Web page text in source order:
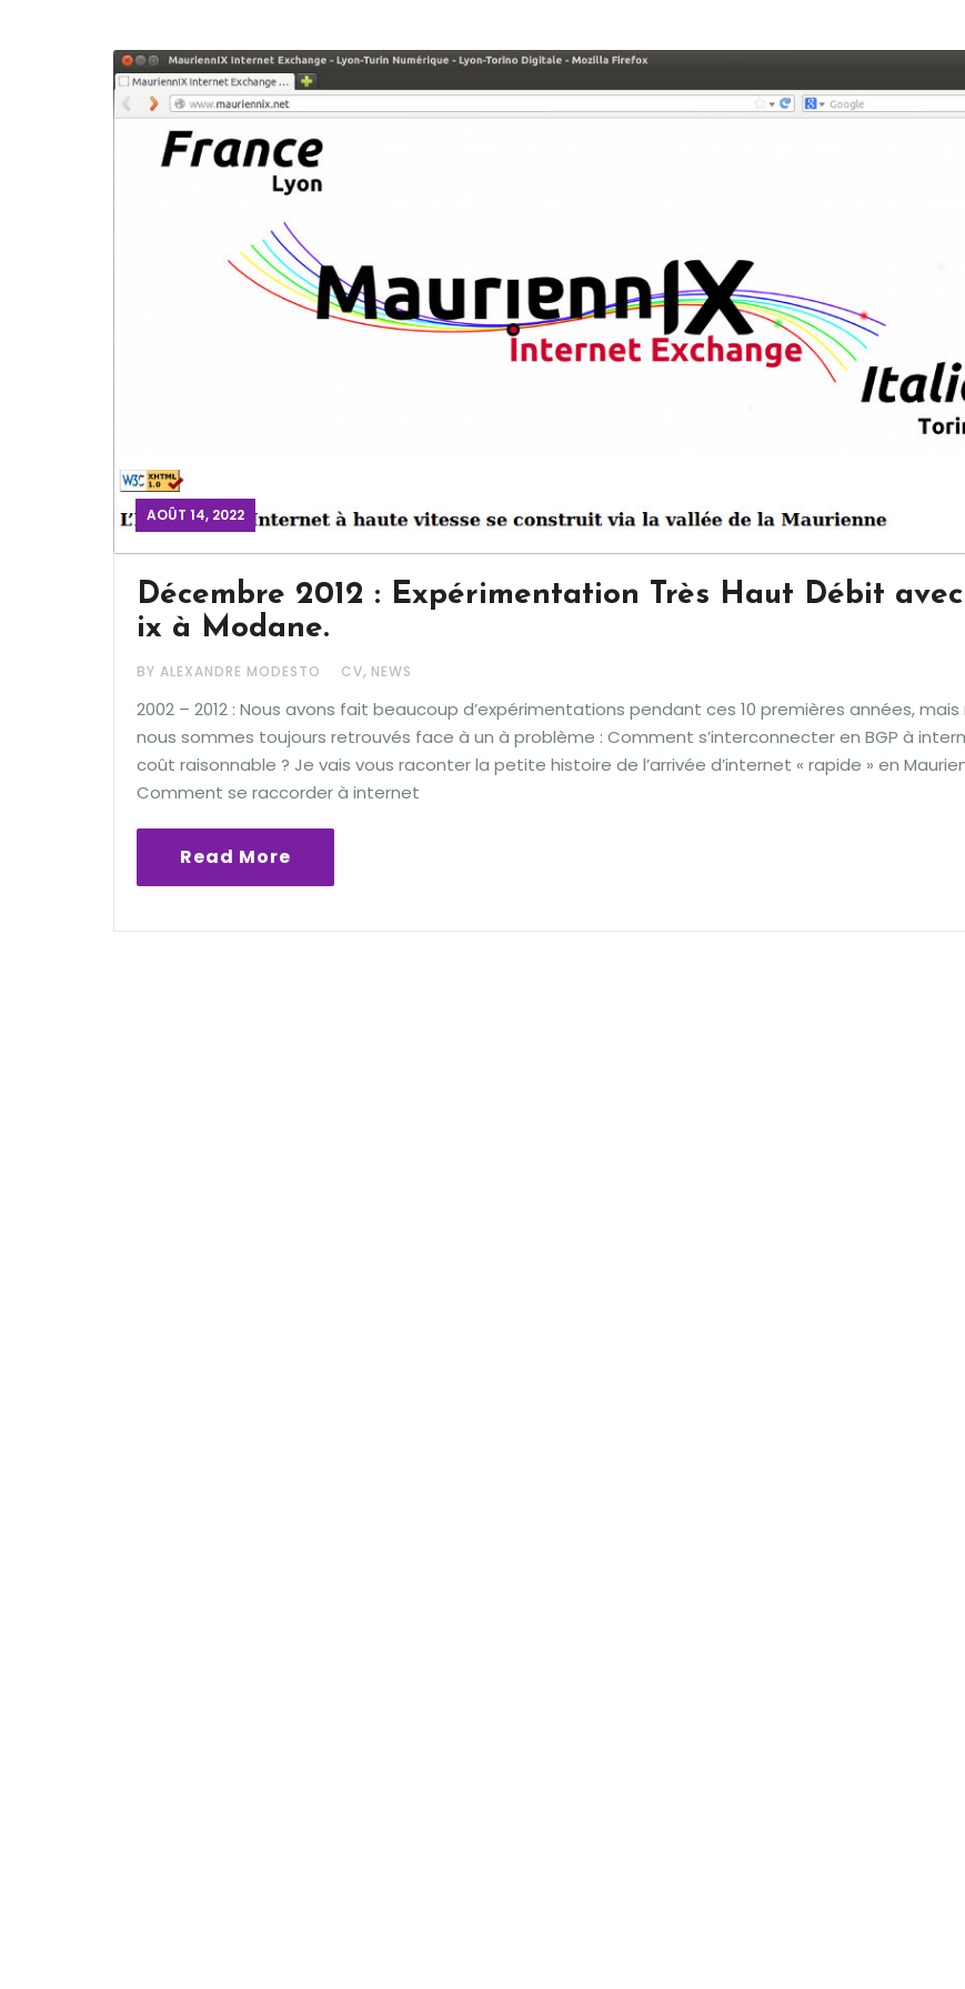
AOÛT 14, 2022
Décembre 2012 : Expérimentation Très Haut Débit avec
ix à Modane.
BY ALEXANDRE MODESTO CV, NEWS
2002 – 2012 : Nous avons fait beaucoup d’expérimentations pendant ces 10 premières années, mais
nous sommes toujours retrouvés face à un à problème : Comment s’interconnecter en BGP à
coût raisonnable ? Je vais vous raconter la petite histoire de l’arrivée d’internet « rapide » en
Comment se raccorder à internet
Read More